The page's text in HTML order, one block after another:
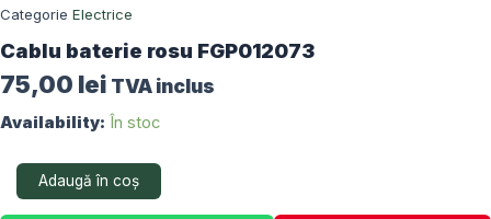
Categorie Electrice
Cablu baterie rosu FGP012073
75,00 lei TVA inclus
Availability: În stoc
Cantitate
baterie
Adaugă în coș